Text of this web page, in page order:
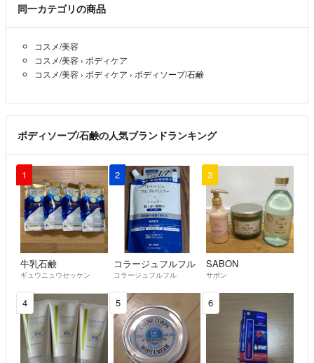
同一カテゴリの商品
コスメ/美容
コスメ/美容 › ボディケア
コスメ/美容 › ボディケア › ボディソープ/石鹸
ボディソープ/石鹸の人気ブランドランキング
1
牛乳石鹸
ギュウニュウセッケン
2
コラージュフルフル
コラージュフルフル
3
SABON
サボン
4 5 6